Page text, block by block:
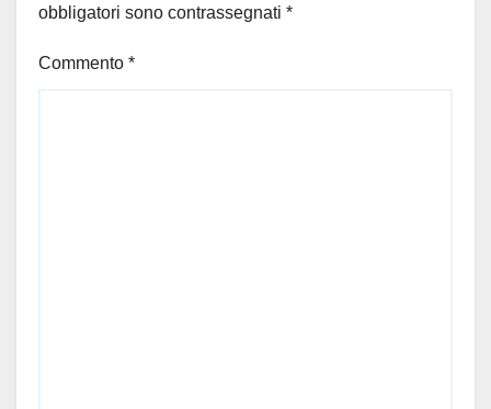
obbligatori sono contrassegnati *
Commento *